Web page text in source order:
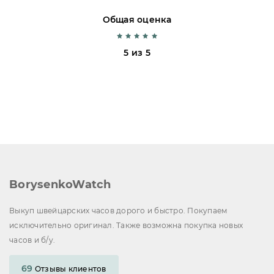
Общая оценка
5 из 5
BorysenkoWatch
Выкуп швейцарских часов дорого и быстро. Покупаем
исключительно оригинал. Также возможна покупка новых
часов и б/у.
69 Отзывы клиентов